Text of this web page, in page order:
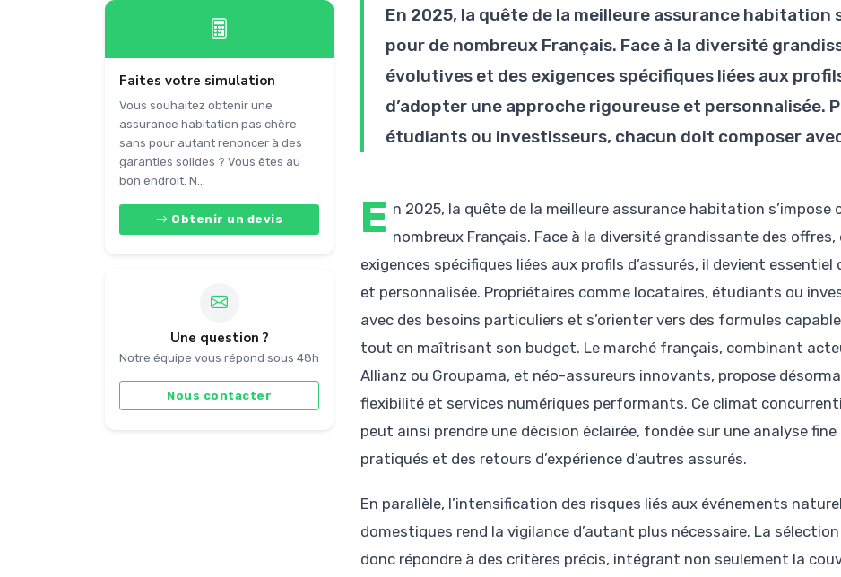
Faites votre simulation
Vous souhaitez obtenir une
assurance habitation pas chère
sans pour autant renoncer à des
garanties solides ? Vous êtes au
bon endroit. N...
Obtenir un devis
Une question ?
Notre équipe vous répond sous 48h
Nous contacter
En 2025, la quête de la meilleure assurance habitation
pour de nombreux Français. Face à la diversité
évolutives et des exigences spécifiques liées aux
d’adopter une approche rigoureuse et personnalisée.
étudiants ou investisseurs, chacun doit composer
E n 2025, la quête de la meilleure assurance habitation s’impose
nombreux Français. Face à la diversité grandissante des
exigences spécifiques liées aux profils d’assurés, il devient
et personnalisée. Propriétaires comme locataires, étudiants ou
avec des besoins particuliers et s’orienter vers des formules
tout en maîtrisant son budget. Le marché français, combinant
Allianz ou Groupama, et néo-assureurs innovants, propose
flexibilité et services numériques performants. Ce climat
peut ainsi prendre une décision éclairée, fondée sur une analyse
pratiqués et des retours d’expérience d’autres assurés.
En parallèle, l’intensification des risques liés aux événements
domestiques rend la vigilance d’autant plus nécessaire. La
donc répondre à des critères précis, intégrant non seulement la